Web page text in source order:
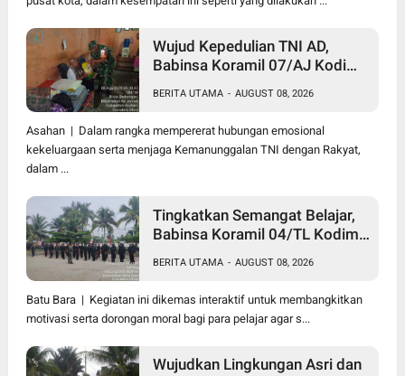
Wujud Kepedulian TNI AD,
Babinsa Koramil 07/AJ Kodim
Serahkan Bantuan Tali Kasih
Kepada Lansia Usia 97 Tahun
BERITA UTAMA - AUGUST 08, 2026
Asahan | Dalam rangka mempererat hubungan emosional
kekeluargaan serta menjaga Kemanunggalan TNI dengan Rakyat,
dalam ...
Tingkatkan Semangat Belajar,
Babinsa Koramil 04/TL Kodim
Wawasan Kebangsaan bagi
Pelajar SMA & SMK
BERITA UTAMA - AUGUST 08, 2026
Batu Bara | Kegiatan ini dikemas interaktif untuk membangkitkan
motivasi serta dorongan moral bagi para pelajar agar s...
Wujudkan Lingkungan Asri dan